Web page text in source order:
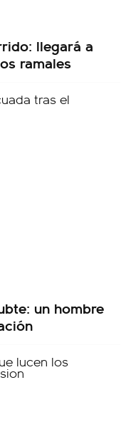
llegará a
ramales
un hombre